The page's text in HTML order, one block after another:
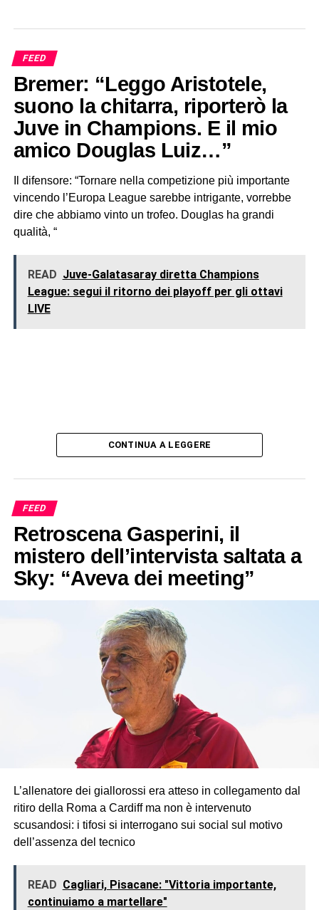
FEED
Bremer: “Leggo Aristotele,
suono la chitarra, riporterò la
Juve in Champions. E il mio
amico Douglas Luiz…”
Il difensore: “Tornare nella competizione più importante
vincendo l’Europa League sarebbe intrigante, vorrebbe
dire che abbiamo vinto un trofeo. Douglas ha grandi
qualità, “
READ Juve-Galatasaray diretta Champions
League: segui il ritorno dei playoff per gli ottavi
LIVE
CONTINUA A LEGGERE
FEED
Retroscena Gasperini, il
mistero dell’intervista saltata a
Sky: “Aveva dei meeting”
L’allenatore dei giallorossi era atteso in collegamento dal
ritiro della Roma a Cardiff ma non è intervenuto
scusandosi: i tifosi si interrogano sui social sul motivo
dell’assenza del tecnico
READ Cagliari, Pisacane: "Vittoria importante,
continuiamo a martellare"